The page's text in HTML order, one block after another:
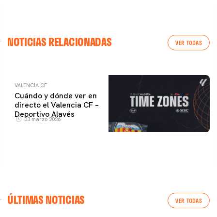
NOTICIAS RELACIONADAS VER TODAS
ENTRENAMIENTO DEL VALENCIA CF 04/03/26
VALENCIA CF
Cuándo y dónde ver en
directo el Valencia CF –
Deportivo Alavés
03 marzo 2026
ÚLTIMAS NOTICIAS VER TODAS